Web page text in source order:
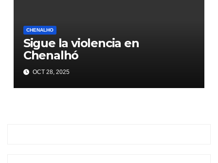
CHENALHO
Sigue la violencia en
Chenalhó
OCT 28, 2025